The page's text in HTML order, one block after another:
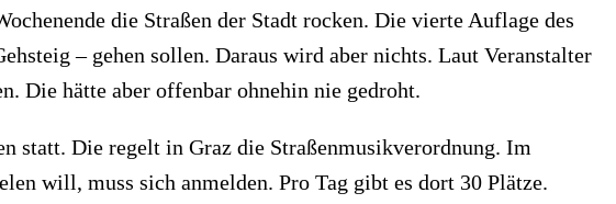
die Straßen der Stadt rocken. Die vierte Auflage des
– gehen sollen. Daraus wird aber nichts. Laut Veranstalter
Die hätte aber offenbar ohnehin nie gedroht.
statt. Die regelt in Graz die Straßenmusikverordnung. Im
will, muss sich anmelden. Pro Tag gibt es dort 30 Plätze.